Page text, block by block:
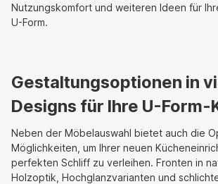
Nutzungskomfort und weiteren Ideen für
U-Form.
Gestaltungsoptionen in
Designs für Ihre U-Form-
Neben der Möbelauswahl bietet auch die
Möglichkeiten, um Ihrer neuen
perfekten Schliff zu verleihen. Fronten in
Holzoptik, Hochglanzvarianten und